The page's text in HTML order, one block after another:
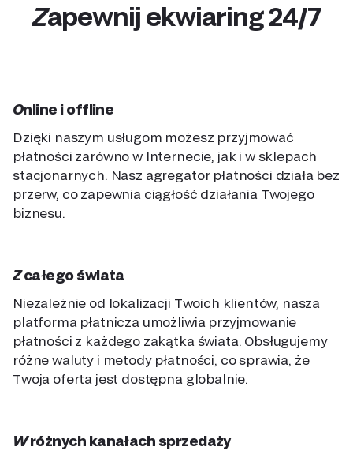
Zapewnij ekwiaring 24/7
Online i offline
Dzięki naszym usługom możesz przyjmować
płatności zarówno w Internecie, jak i w sklepach
stacjonarnych. Nasz agregator płatności działa bez
przerw, co zapewnia ciągłość działania Twojego
biznesu.
Z całego świata
Niezależnie od lokalizacji Twoich klientów, nasza
platforma płatnicza umożliwia przyjmowanie
płatności z każdego zakątka świata. Obsługujemy
różne waluty i metody płatności, co sprawia, że
Twoja oferta jest dostępna globalnie.
W różnych kanałach sprzedaży